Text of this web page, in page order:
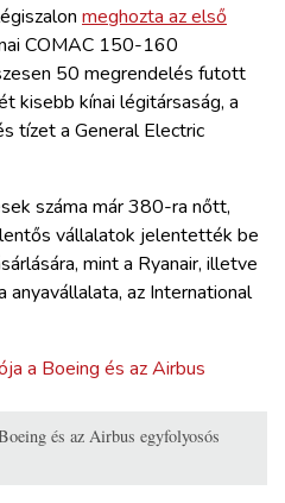
meghozta az első
COMAC 150-160
50 megrendelés futott
kisebb kínai légitársaság, a
tízet a General Electric
száma már 380-ra nőtt,
vállalatok jelentették be
mint a Ryanair, illetve
anyavállalata, az International
és az Airbus egyfolyosós